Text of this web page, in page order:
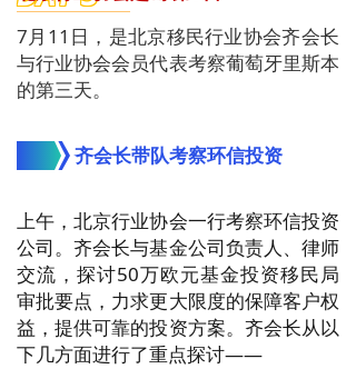
7月11日，是北京移民行业协会齐会长
与行业协会会员代表考察葡萄牙里斯本
的第三天。
齐会长带队考察环信投资
上午，北京行业协会一行考察环信投资
公司。齐会长与基金公司负责人、律师
交流，探讨50万欧元基金投资移民局
审批要点，力求更大限度的保障客户权
益，提供可靠的投资方案。齐会长从以
下几方面进行了重点探讨——